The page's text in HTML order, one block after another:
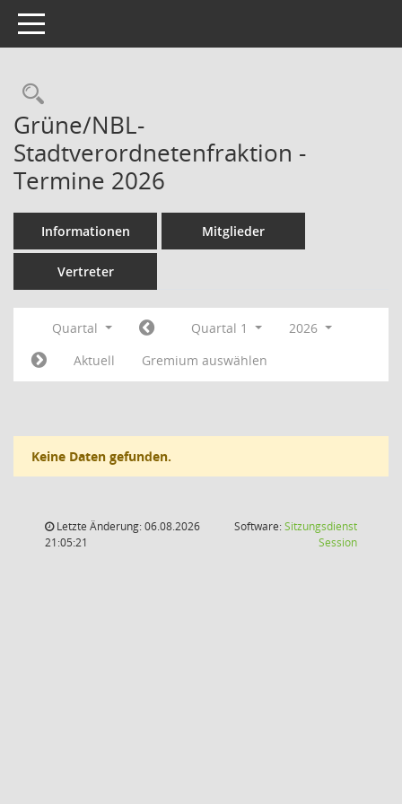
Toggle navigation
Rechercheauswahl
Grüne/NBL-
Stadtverordnetenfraktion -
Termine 2026
Informationen Mitglieder
Vertreter
Quartal Quartal 1
2026
Aktuell
Gremium auswählen
Keine Daten gefunden.
Letzte Änderung: 06.08.2026
21:05:21
Software:Sitzungsdienst
Session(Wird in